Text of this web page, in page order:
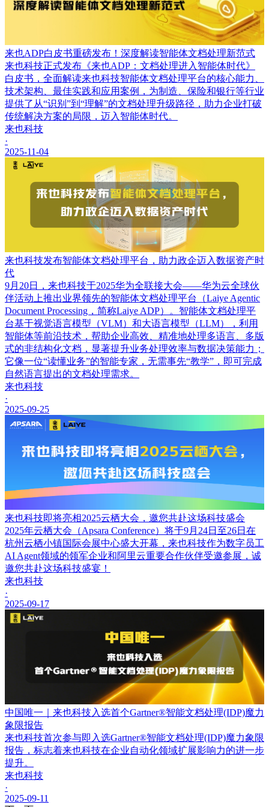
来也ADP白皮书重磅发布！深度解读智能体文档处理新范式
来也科技正式发布《来也ADP：文档处理进入智能体时代》
白皮书，全面解读来也科技智能体文档处理平台的核心能力、
技术架构、最佳实践和应用案例，为制造、保险和银行等行业
提供了从“识别”到“理解”的文档处理升级路径，助力企业打破
传统解决方案的局限，迈入智能体时代。
来也科技
·
2025-11-04
来也科技发布智能体文档处理平台，助力政企迈入数据资产时
代
9月20日，来也科技于2025华为全联接大会——华为云全球伙
伴活动上推出业界领先的智能体文档处理平台（Laiye Agentic
Document Processing，简称Laiye ADP）。智能体文档处理平
台基于视觉语言模型（VLM）和大语言模型（LLM），利用
智能体等前沿技术，帮助企业高效、精准地处理多语言、多版
式的非结构化文档，显著提升业务处理效率与数据决策能力；
它像一位“读懂业务”的智能专家，无需事先“教学”，即可完成
自然语言提出的文档处理需求。
来也科技
·
2025-09-25
来也科技即将亮相2025云栖大会，邀您共赴这场科技盛会
2025年云栖大会（Apsara Conference）将于9月24日至26日在
杭州云栖小镇国际会展中心盛大开幕，来也科技作为数字员工
AI Agent领域的领军企业和阿里云重要合作伙伴受邀参展，诚
邀您共赴这场科技盛宴！
来也科技
·
2025-09-17
中国唯一｜来也科技入选首个Gartner®智能文档处理(IDP)魔力
象限报告
来也科技首次参与即入选Gartner®智能文档处理(IDP)魔力象限
报告，标志着来也科技在企业自动化领域扩展影响力的进一步
提升。
来也科技
·
2025-09-11